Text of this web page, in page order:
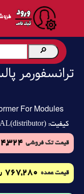
ترانسفورمر
For Modules
کیفیت:
قیمت تک فروشی
قیمت عمده 767,280